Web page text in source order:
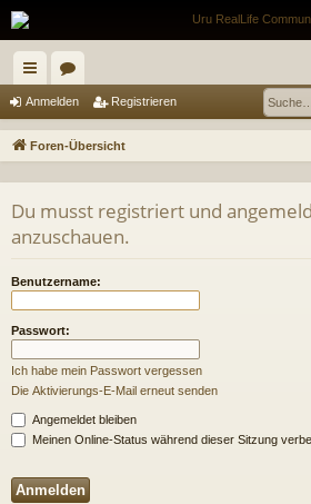
ch
ne
riff
or
en
Anmelden Registrieren
Foren-Übersicht
Du musst registriert und
anzuschauen.
Benutzername:
Passwort:
Ich habe mein Passwort vergessen
Die Aktivierungs-E-Mail erneut senden
Angemeldet bleiben
Meinen Online-Status während dieser Sitzung